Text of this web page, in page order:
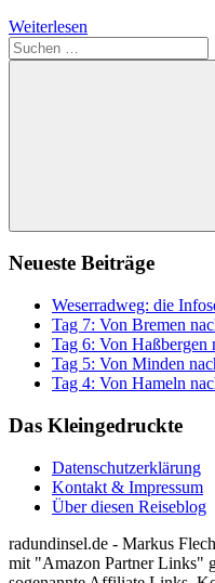
Weiterlesen
Suchen
nach:
Neueste Beiträge
Weserradweg: die
Tag 7: Von Bremen
Tag 6: Von Haßbergen
Tag 5: Von Minden
Tag 4: Von Hameln
Das Kleingedruckte
Datenschutzerklärung
Kontakt & Impressum
Über diesen Reiseblog
radundinsel.de - Markus
mit "Amazon Partner Links"